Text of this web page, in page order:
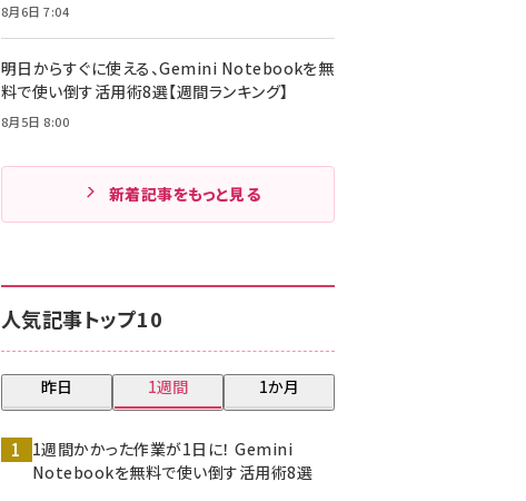
8月6日 7:04
明日からすぐに使える、Gemini Notebookを無
料で使い倒す活用術8選【週間ランキング】
8月5日 8:00
新着記事をもっと見る
人気記事トップ10
昨日 1週間 1か月
1週間かかった作業が1日に！ Gemini
Notebookを無料で使い倒す活用術8選